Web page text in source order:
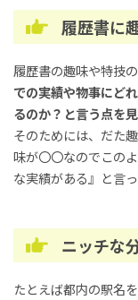
履歴書に
履歴書の趣味や特技
での実績や物事にど
るのか？と言う点を見
そのためには、だた
味が〇〇なのでこの
な実績がある』と言
ニッチな
たとえば都内の駅名